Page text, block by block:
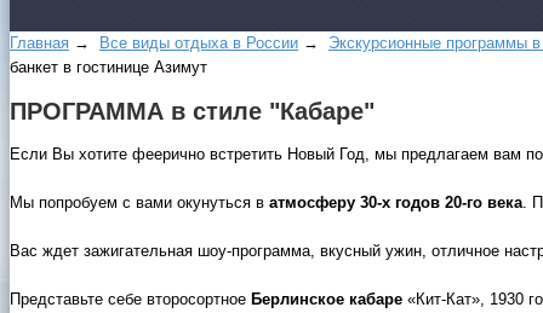
Главная → Все виды отдыха в России → Экскурсионные программы
банкет в гостинице Азимут
ПРОГРАММА в стиле "Кабаре"
Если Вы хотите феерично встретить Новый Год, мы предлагаем вам
Мы попробуем с вами окунуться в атмосферу 30-х годов 20-го века.
Вас ждет зажигательная шоу-программа, вкусный ужин, отличное
Представьте себе второсортное Берлинское кабаре «Кит-Кат», 1930